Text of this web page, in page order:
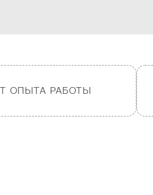
ОПЫТА РАБОТЫ